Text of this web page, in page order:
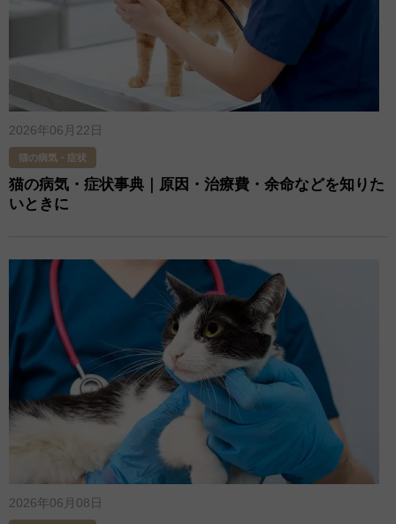
2026年06月22日
猫の病気・症状
猫の病気・症状事典｜原因・治療費・余命などを知りた
いときに
2026年06月08日